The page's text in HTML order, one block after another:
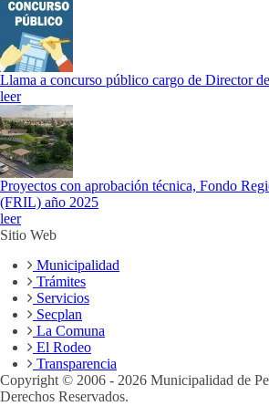
Llama a concurso público cargo de Director
leer
Proyectos con aprobación técnica, Fondo
(FRIL) año 2025
leer
Sitio Web
Municipalidad
Trámites
Servicios
Secplan
La Comuna
El Rodeo
Transparencia
Copyright © 2006 - 2026 Municipalidad de
Derechos Reservados.